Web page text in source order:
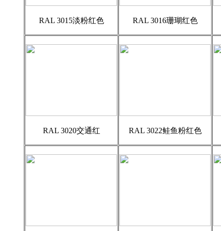
RAL 3015淡粉红色 RAL 3016珊瑚红色
RAL 3020交通红 RAL 3022鲑鱼粉红色